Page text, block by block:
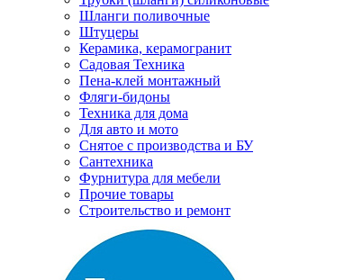
Шланги поливочные
Штуцеры
Керамика, керамогранит
Садовая Техника
Пена-клей монтажный
Фляги-бидоны
Техника для дома
Для авто и мото
Снятое с производства и БУ
Сантехника
Фурнитура для мебели
Прочие товары
Строительство и ремонт